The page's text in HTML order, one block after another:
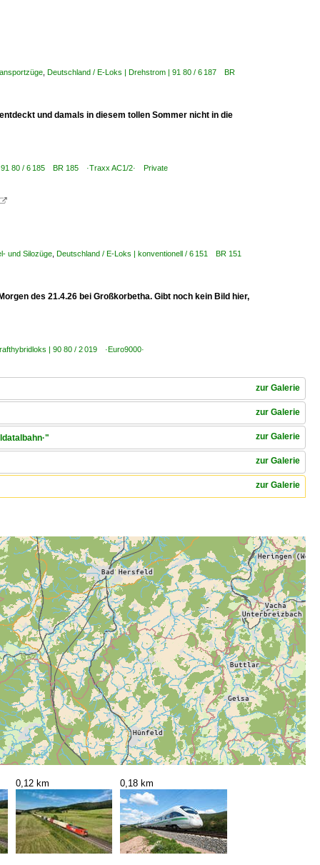
Deutschland / E-Loks | Drehstrom | 91 80 / 6 187 BR
und damals in diesem tollen Sommer nicht in die
91 80 / 6 185 BR 185 ·Traxx AC1/2· Private

und Silozüge Deutschland / E-Loks | konventionell / 6 151 BR 151
des 21.4.26 bei Großkorbetha. Gibt noch kein Bild hier,
| 90 80 / 2 019 ·Euro9000·
zur Galerie
zur Galerie
zur Galerie
zur Galerie
zur Galerie
0,12 km 0,18 km